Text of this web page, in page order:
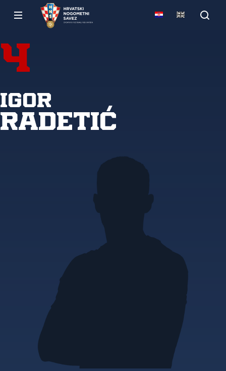
4
Igor
Radetić